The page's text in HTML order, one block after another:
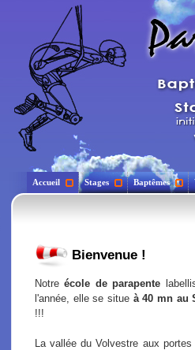
Accueil Stages Baptêmes
Bienvenue !
Notreécole de parapente
l'année, elle se situe à 40 mn au
!!!
La vallée du Volvestre aux